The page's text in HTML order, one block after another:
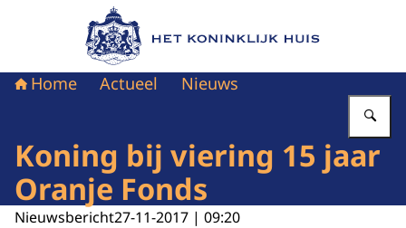
Naar de homepage van Het Koninklijk Huis
Home Actueel Nieuws
Koning bij viering 15 jaar
Oranje Fonds
Nieuwsbericht27-11-2017 | 09:20